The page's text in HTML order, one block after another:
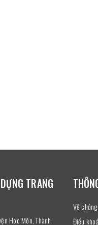
TRANG
Hóc Môn, Thành
Về
Điều